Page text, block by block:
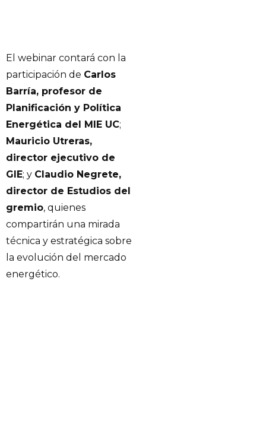
El webinar contará con la
participación de Carlos
Barría, profesor de
Planificación y Política
Energética del MIE UC;
Mauricio Utreras,
director ejecutivo de
GIE; y Claudio Negrete,
director de Estudios del
gremio, quienes
compartirán una mirada
técnica y estratégica sobre
la evolución del mercado
energético.